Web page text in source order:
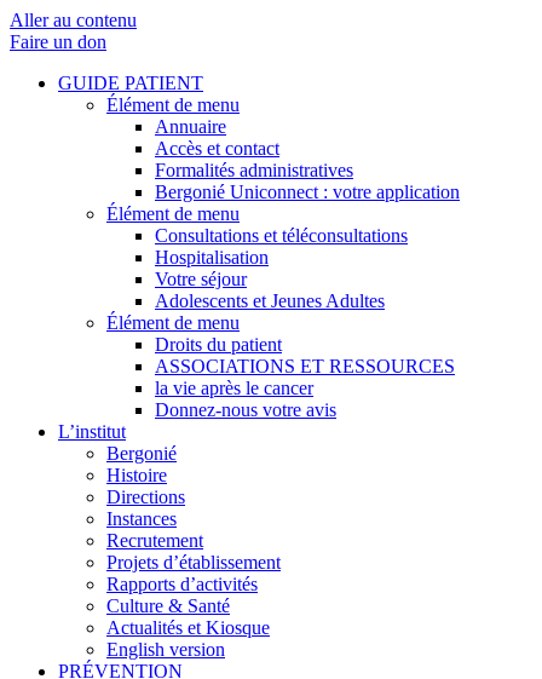
Aller au contenu
Faire un don
GUIDE PATIENT
Élément de menu
Annuaire
Accès et contact
Formalités administratives
Bergonié Uniconnect : votre application
Élément de menu
Consultations et téléconsultations
Hospitalisation
Votre séjour
Adolescents et Jeunes Adultes
Élément de menu
Droits du patient
ASSOCIATIONS ET RESSOURCES
la vie après le cancer
Donnez-nous votre avis
L’institut
Bergonié
Histoire
Directions
Instances
Recrutement
Projets d’établissement
Rapports d’activités
Culture & Santé
Actualités et Kiosque
English version
PRÉVENTION